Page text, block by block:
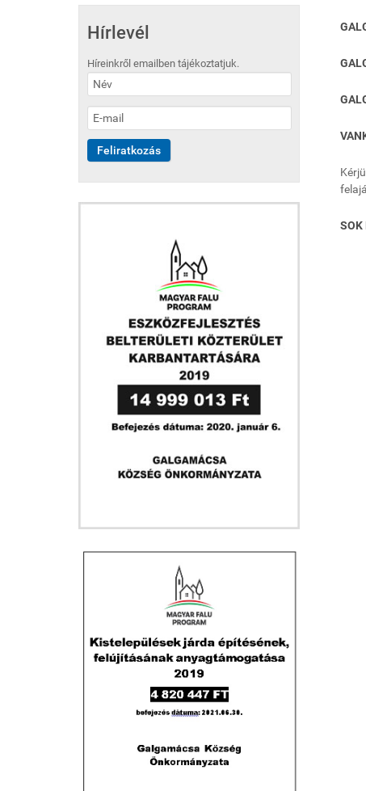
Hírlevél
Híreinkről emailben tájékoztatjuk.
SOK